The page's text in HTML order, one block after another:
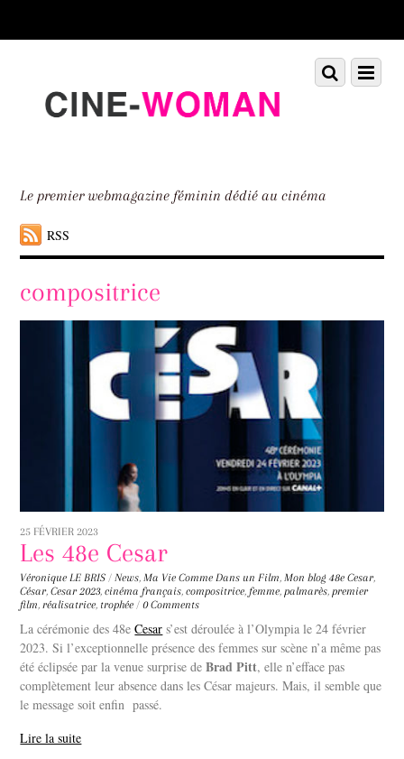
down
Le premier webmagazine féminin dédié au cinéma
RSS
Menu
Scroll
down
compositrice
25 FÉVRIER 2023
Les 48e Cesar
Véronique LE BRIS / News, Ma Vie Comme Dans un Film, Mon blog 48e Cesar,
César,Cesar 2023,cinéma français,compositrice, femme, palmarès, premier
film, réalisatrice, trophée / 0 Comments
La cérémonie des 48eCesar s’est déroulée à l’Olympia le 24 février
2023. Si l’exceptionnelle présence des femmes sur scène n’a même pas
été éclipsée par la venue surprise deBrad Pitt, elle n’efface pas
complètement leur absence dans les César majeurs. Mais, il semble que
le message soit enfin passé.
Lire la suite